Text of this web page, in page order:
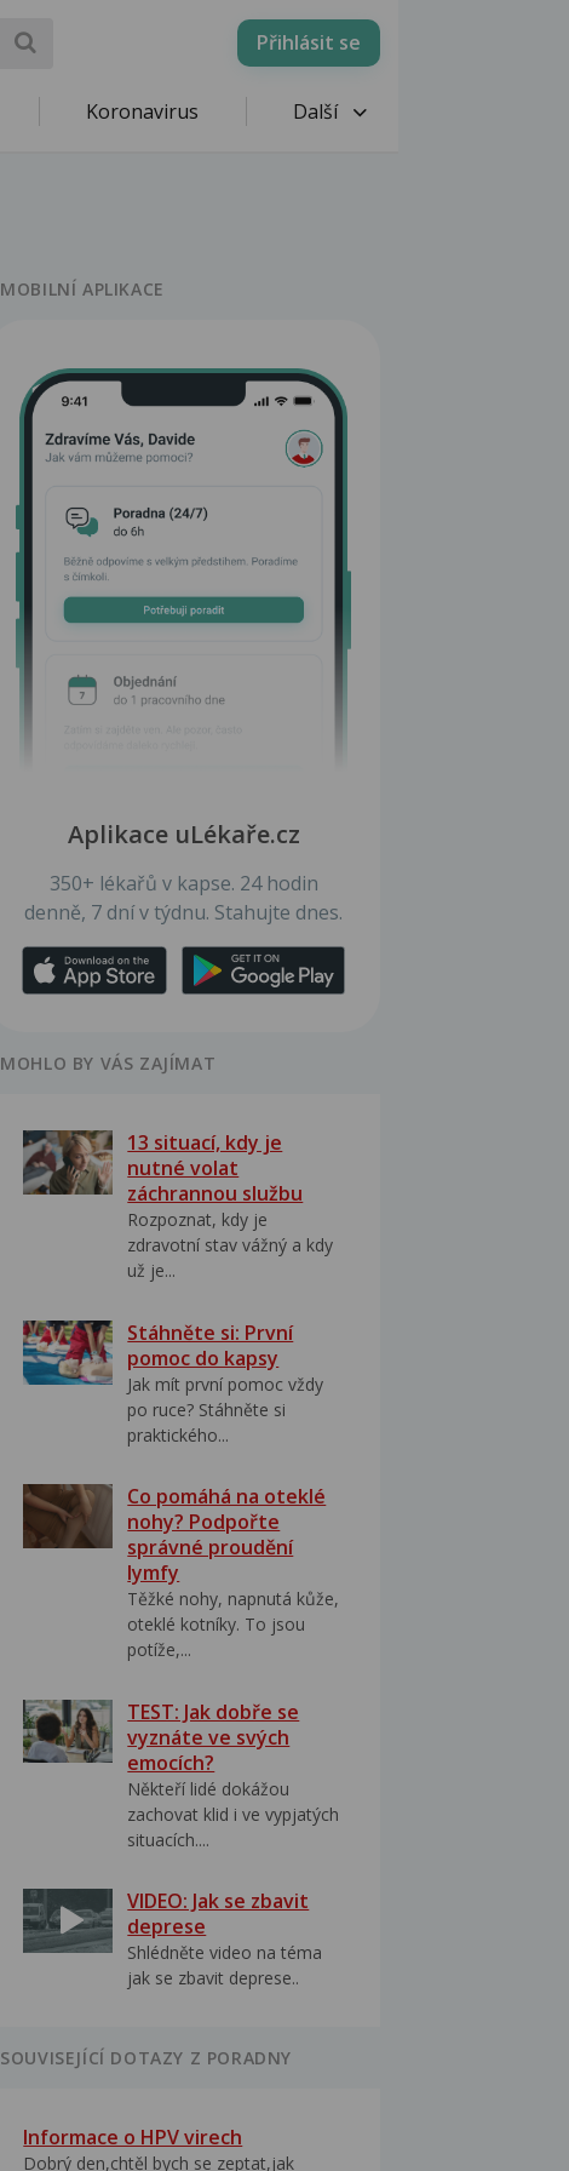
Přihlásit se
Koronavirus Další
MOBILNÍ APLIKACE
Aplikace uLékaře.cz
350+ lékařů v kapse. 24 hodin
denně, 7 dní v týdnu. Stahujte dnes.
MOHLO BY VÁS ZAJÍMAT
13 situací, kdy je
nutné volat
záchrannou službu
Rozpoznat, kdy je
zdravotní stav vážný a kdy
už je...
Stáhněte si: První
pomoc do kapsy
Jak mít první pomoc vždy
po ruce? Stáhněte si
praktického...
Co pomáhá na oteklé
nohy? Podpořte
správné proudění
lymfy
Těžké nohy, napnutá kůže,
oteklé kotníky. To jsou
potíže,...
TEST: Jak dobře se
vyznáte ve svých
emocích?
Někteří lidé dokážou
zachovat klid i ve vypjatých
situacích....
VIDEO: Jak se zbavit
deprese
Shlédněte video na téma
jak se zbavit deprese..
SOUVISEJÍCÍ DOTAZY Z PORADNY
Informace o HPV virech
Dobrý den,chtěl bych se zeptat,jak